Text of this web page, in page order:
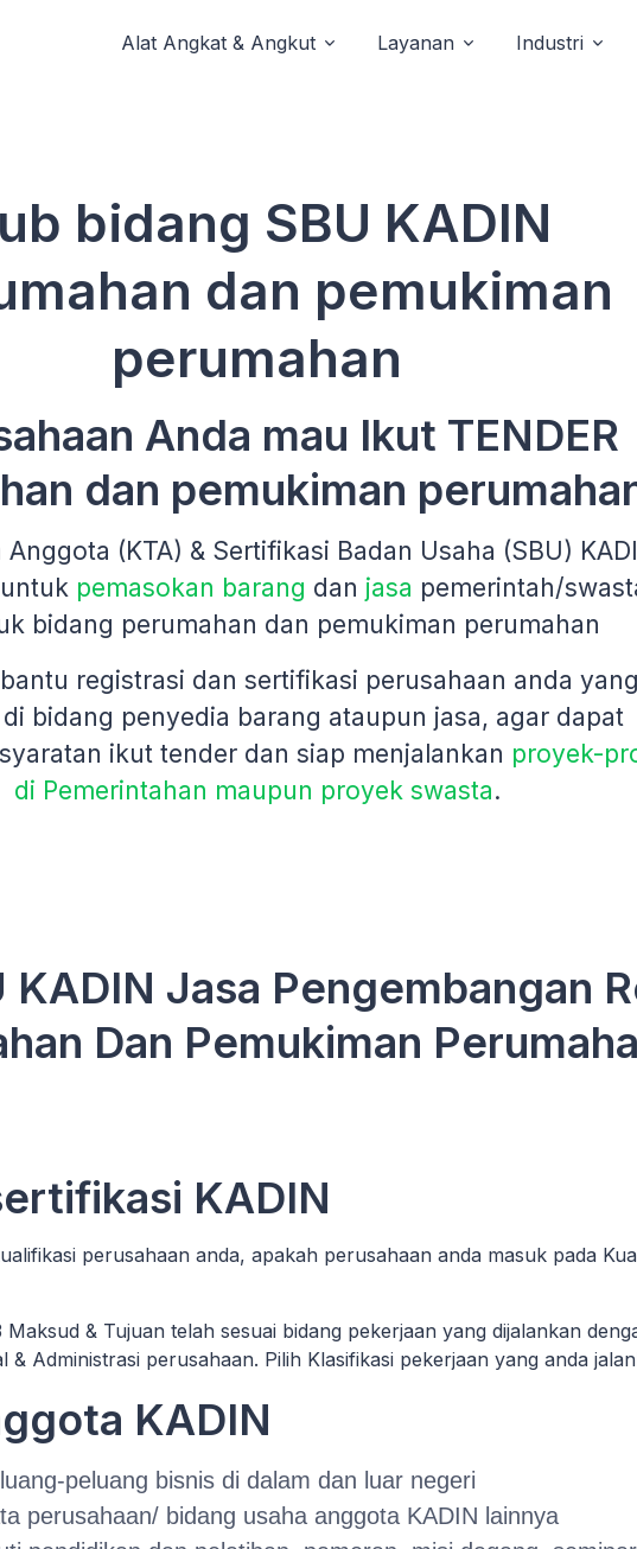
Alat Angkat & Angkut Layanan Industri
bidang SBU KADIN
dan pemukiman
perumahan
Anda mau Ikut TENDER
dan pemukiman
Anggota (KTA) & Sertifikasi Badan Usaha (SBU)
pemasokan barang dan jasa pemerintah/
bidang perumahan dan pemukiman perumahan
registrasi dan sertifikasi perusahaan anda yang
bidang penyedia barang ataupun jasa, agar dapat
ikut tender dan siap menjalankan proyek-
di Pemerintahan maupun proyek swasta.
KADIN Jasa Pengembangan
Dan Pemukiman
KADIN
perusahaan anda, apakah perusahaan anda masuk pada
& Tujuan telah sesuai bidang pekerjaan yang dijalankan
& Administrasi perusahaan. Pilih Klasifikasi pekerjaan yang anda
KADIN
peluang bisnis di dalam dan luar negeri
perusahaan/ bidang usaha anggota KADIN lainnya